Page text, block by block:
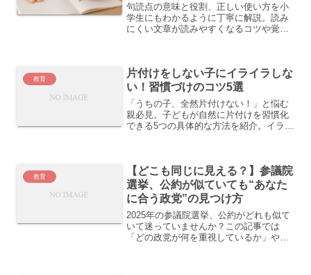
句読点の意味と役割、正しい使い方を小
学生にもわかるように丁寧に解説。読み
にくい文章が読みやすくなるコツや覚え
教育
片付けをしない子にイライラしな
い！習慣づけのコツ5選
「うちの子、全然片付けない！」と悩む
親必見。子どもが自然に片付けを習慣化
できる5つの具体的な方法を紹介。イライ
教育
【どこも同じに見える？】参議院
選挙、公約が似ていても“あなた
に合う政党”の見つけ方
2025年の参議院選挙、公約がどれも似て
いて迷っていませんか？この記事では
「どの政党が何を重視しているか」や